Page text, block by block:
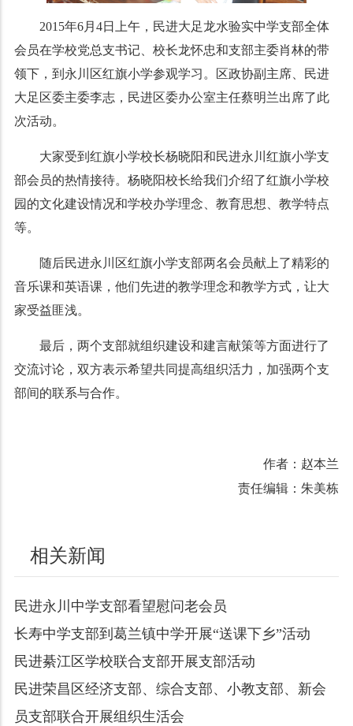
2015年6月4日上午，民进大足龙水验实中学支部全体
会员在学校党总支书记、校长龙怀忠和支部主委肖林的带
领下，到永川区红旗小学参观学习。区政协副主席、民进
大足区委主委李志，民进区委办公室主任蔡明兰出席了此
次活动。
大家受到红旗小学校长杨晓阳和民进永川红旗小学支
部会员的热情接待。杨晓阳校长给我们介绍了红旗小学校
园的文化建设情况和学校办学理念、教育思想、教学特点
等。
随后民进永川区红旗小学支部两名会员献上了精彩的
音乐课和英语课，他们先进的教学理念和教学方式，让大
家受益匪浅。
最后，两个支部就组织建设和建言献策等方面进行了
交流讨论，双方表示希望共同提高组织活力，加强两个支
部间的联系与合作。
作者：赵本兰
责任编辑：朱美栋
相关新闻
民进永川中学支部看望慰问老会员
长寿中学支部到葛兰镇中学开展“送课下乡”活动
民进綦江区学校联合支部开展支部活动
民进荣昌区经济支部、综合支部、小教支部、新会
员支部联合开展组织生活会